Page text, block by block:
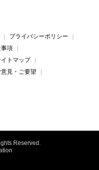
プライバシーポリシー
項
トマップ
意見・ご要望
Reserved.